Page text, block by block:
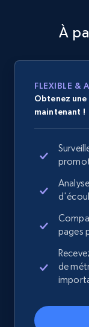
À
FLEXIBLE &
Obtenez
maintenant !
pages
de